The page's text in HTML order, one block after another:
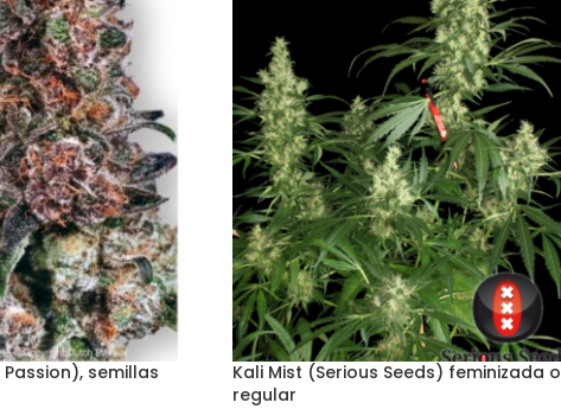
semillas
Kali Mist (Serious Seeds) feminizada o
regular